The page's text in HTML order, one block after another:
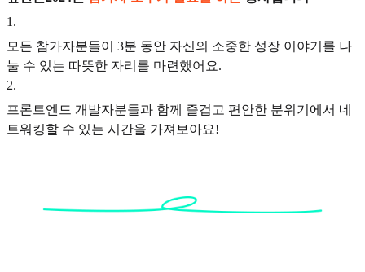
1 .
모든 참가자분들이 3분 동안 자신의 소중한 성장 이야기를 나
눌 수 있는 따뜻한 자리를 마련했어요.
2.
프론트엔드 개발자분들과 함께 즐겁고 편안한 분위기에서 네
트워킹할 수 있는 시간을 가져보아요!